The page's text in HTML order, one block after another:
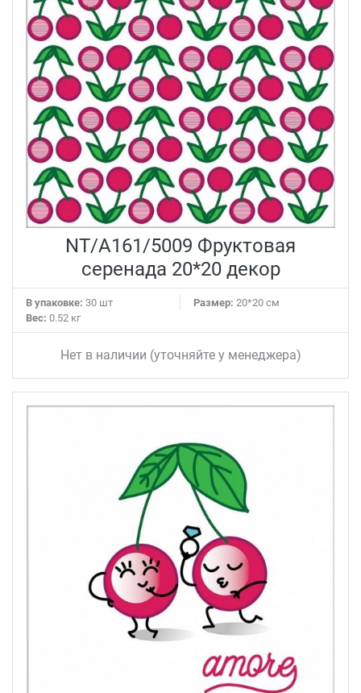
NT/A161/5009 Фруктовая
серенада 20*20 декор
В упаковке: 30 шт Размер: 20*20 см
Вес: 0.52 кг
Нет в наличии (уточняйте у менеджера)